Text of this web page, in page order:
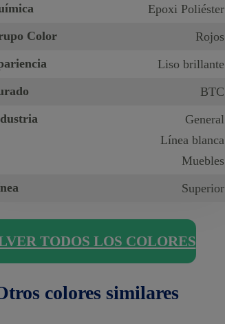
Epoxi Poliéster
Color
Rojos
Liso brillante
BTC
General
Línea blanca
Muebles
Superior
TODOS LOS COLORES
colores similares